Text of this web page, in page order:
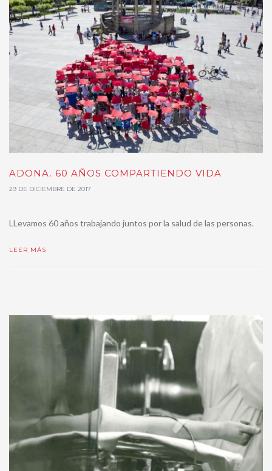
ADONA. 60 AÑOS COMPARTIENDO VIDA
29 DE DICIEMBRE DE 2017
LLevamos 60 años trabajando juntos por la salud de las personas.
LEER MÁS